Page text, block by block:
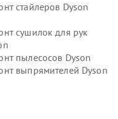
стайлеров Dyson
сушилок для рук
пылесосов Dyson
выпрямителей Dyson